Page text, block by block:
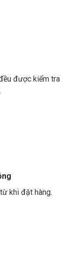
được kiểm tra
khi đặt hàng.